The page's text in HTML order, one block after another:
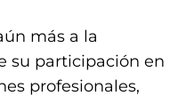
más a la
su participación en
profesionales,